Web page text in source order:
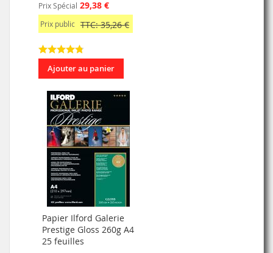
Prix Spécial 29,38 €
Prix public TTC: 35,26 €
Ajouter au panier
Papier Ilford Galerie
Prestige Gloss 260g A4
25 feuilles